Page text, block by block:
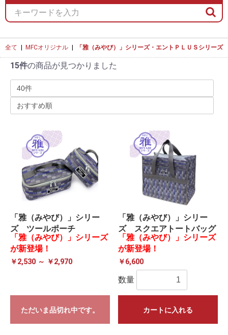
全て MFCオリジナル 「雅（みやび）」シリーズ・エントＰＬＵＳシリーズ
15件の商品が見つかりました
「雅（みやび）」シリー
ズ ツールポーチ
「雅（みやび）」シリーズ
が新登場！
￥2,530 ～ ￥2,970
ただいま品切れ中です。
「雅（みやび）」シリー
ズ スクエアトートバッグ
「雅（みやび）」シリーズ
が新登場！
￥6,600
数量
カートに入れる